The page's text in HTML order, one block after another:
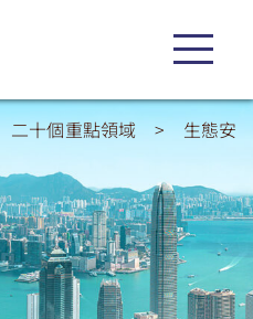
二十個重點領域 > 生態安